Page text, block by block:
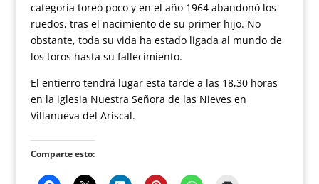
categoría toreó poco y en el año 1964 abandonó los
ruedos, tras el nacimiento de su primer hijo. No
obstante, toda su vida ha estado ligada al mundo de
los toros hasta su fallecimiento.
El entierro tendrá lugar esta tarde a las 18,30 horas
en la iglesia Nuestra Señora de las Nieves en
Villanueva del Ariscal.
Comparte esto: